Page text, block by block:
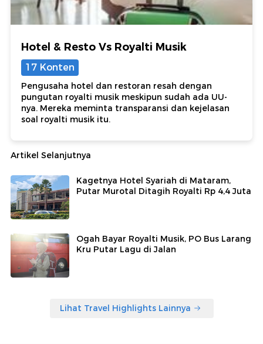
Hotel & Resto Vs Royalti Musik
17 Konten
Pengusaha hotel dan restoran resah dengan
pungutan royalti musik meskipun sudah ada UU-
nya. Mereka meminta transparansi dan kejelasan
soal royalti musik itu.
Artikel Selanjutnya
Kagetnya Hotel Syariah di Mataram,
Putar Murotal Ditagih Royalti Rp 4,4 Juta
Ogah Bayar Royalti Musik, PO Bus Larang
Kru Putar Lagu di Jalan
Lihat Travel Highlights Lainnya